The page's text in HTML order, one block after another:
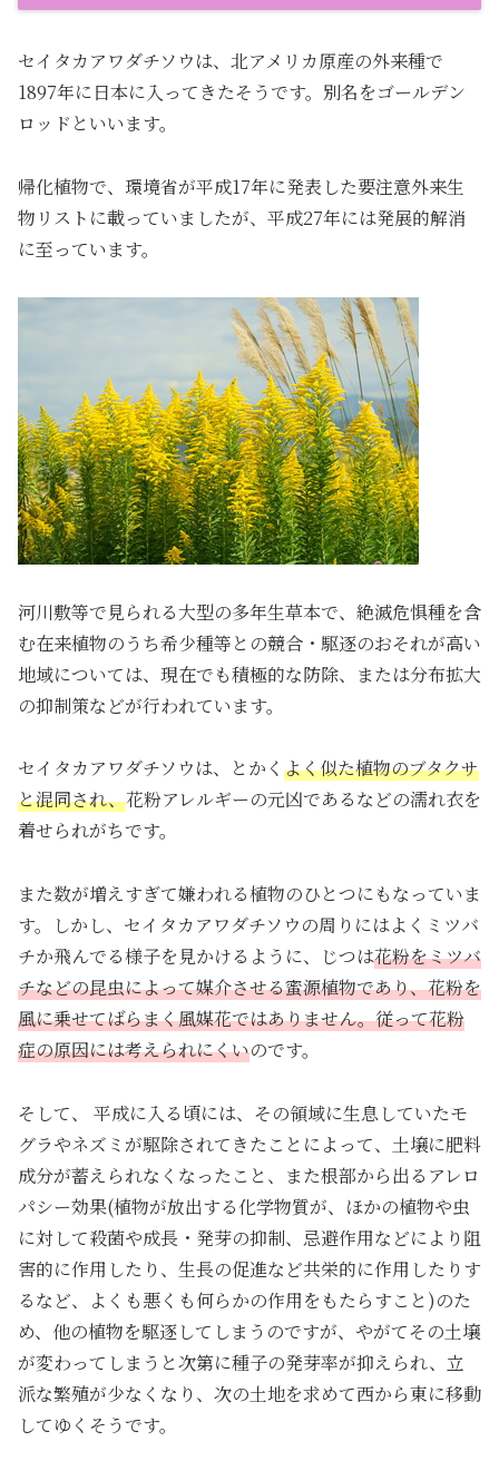
セイタカアワダチソウは、北アメリカ原産の外来種で
1897年に日本に入ってきたそうです。別名をゴールデン
ロッドといいます。
帰化植物で、環境省が平成17年に発表した要注意外来生
物リストに載っていましたが、平成27年には発展的解消
に至っています。
河川敷等で見られる大型の多年生草本で、絶滅危惧種を含
む在来植物のうち希少種等との競合・駆逐のおそれが高い
地域については、現在でも積極的な防除、または分布拡大
の抑制策などが行われています。
セイタカアワダチソウは、とかく よく似た植物のブタクサ
と混同され、花粉アレルギーの元凶であるなどの濡れ衣を
着せられがちです。
また数が増えすぎて嫌われる植物のひとつにもなっていま
す。しかし、セイタカアワダチソウの周りにはよくミツバ
チか飛んでる様子を見かけるように、じつは花粉をミツバ
チなどの昆虫によって媒介させる蜜源植物であり、花粉を
風に乗せてばらまく風媒花ではありません。従って花粉
症の原因には考えられにくいのです。
そして、 平成に入る頃には、その領域に生息していたモ
グラやネズミが駆除されてきたことによって、土壌に肥料
成分が蓄えられなくなったこと、また根部から出るアレロ
パシー効果(植物が放出する化学物質が、ほかの植物や虫
に対して殺菌や成長・発芽の抑制、忌避作用などにより阻
害的に作用したり、生長の促進など共栄的に作用したりす
るなど、よくも悪くも何らかの作用をもたらすこと)のた
め、他の植物を駆逐してしまうのですが、やがてその土壌
が変わってしまうと次第に種子の発芽率が抑えられ、立
派な繁殖が少なくなり、次の土地を求めて西から東に移動
してゆくそうです。